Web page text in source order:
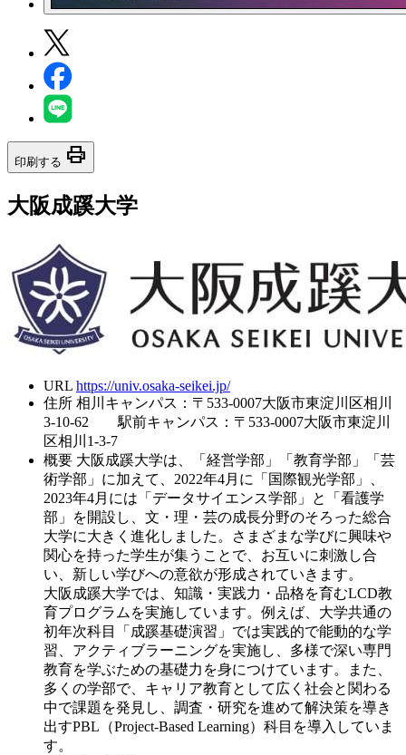
印刷する print
大阪成蹊大学
URL https://univ.osaka-seikei.jp/
住所 相川キャンパス：〒533-0007大阪市東淀川区相川
3-10-62 駅前キャンパス：〒533-0007大阪市東淀川
区相川1-3-7
概要 大阪成蹊大学は、「経営学部」「教育学部」「芸
術学部」に加えて、2022年4月に「国際観光学部」、
2023年4月には「データサイエンス学部」と「看護学
部」を開設し、文・理・芸の成長分野のそろった総合
大学に大きく進化しました。さまざまな学びに興味や
関心を持った学生が集うことで、お互いに刺激し合
い、新しい学びへの意欲が形成されていきます。
大阪成蹊大学では、知識・実践力・品格を育むLCD教
育プログラムを実施しています。例えば、大学共通の
初年次科目「成蹊基礎演習」では実践的で能動的な学
習、アクティブラーニングを実施し、多様で深い専門
教育を学ぶための基礎力を身につけています。また、
多くの学部で、キャリア教育として広く社会と関わる
中で課題を発見し、調査・研究を進めて解決策を導き
出すPBL（Project-Based Learning）科目を導入していま
す。